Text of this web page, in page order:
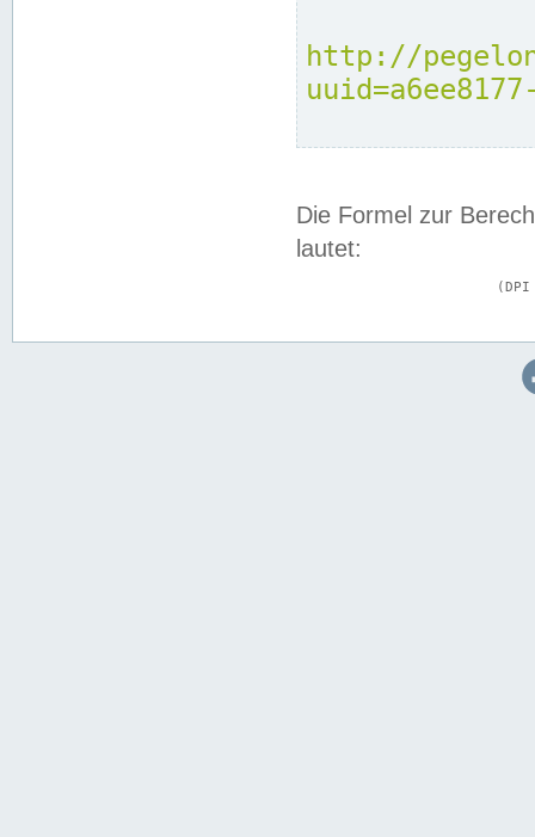
http://
Die Formel zur
lautet: